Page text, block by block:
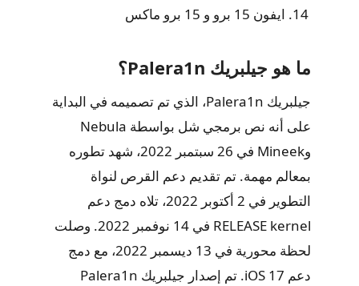
ايفون 15 برو و 15 برو ماكس
ما هو جيلبريك Palera1n؟
جيلبريك Palera1n، الذي تم تصميمه في البداية
على أنه نص برمجي شل بواسطة Nebula
وMineek في 26 سبتمبر 2022، شهد تطوره
بمعالم مهمة. تم تقديم دعم القرص لنواة
التطوير في 2 أكتوبر 2022، تلاه دمج دعم
RELEASE kernel في 14 نوفمبر 2022. وصلت
لحظة محورية في 13 ديسمبر 2022، مع دمج
دعم iOS 17. تم إصدار جيلبريك Palera1n